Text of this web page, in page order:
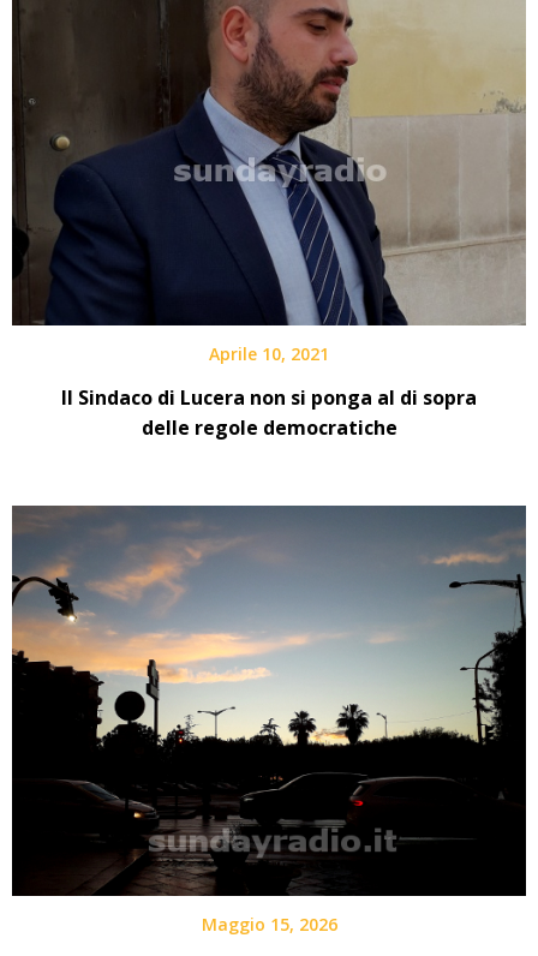
Aprile 10, 2021
Il Sindaco di Lucera non si ponga al di sopra
delle regole democratiche
Maggio 15, 2026